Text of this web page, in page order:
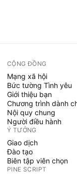
CỘNG ĐỒNG
Mạng xã hội
Bức tường Tình yêu
Giới thiệu bạn
Chương trình dành
Nội quy chung
Người điều hành
Ý TƯỞNG
Giao dịch
Đào tạo
Biên tập viên chọn
PINE SCRIPT